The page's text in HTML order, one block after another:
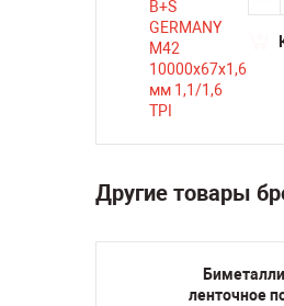
Другие товары
ленточное